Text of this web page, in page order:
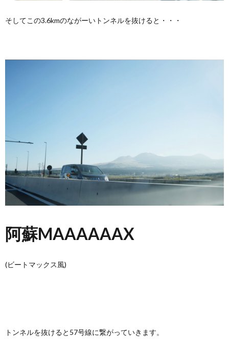
そしてこの3.6kmのながーいトンネルを抜けると・・・
阿蘇MAAAAAAX
(ビートマックス風)
トンネルを抜けると57号線に繋がっていきます。